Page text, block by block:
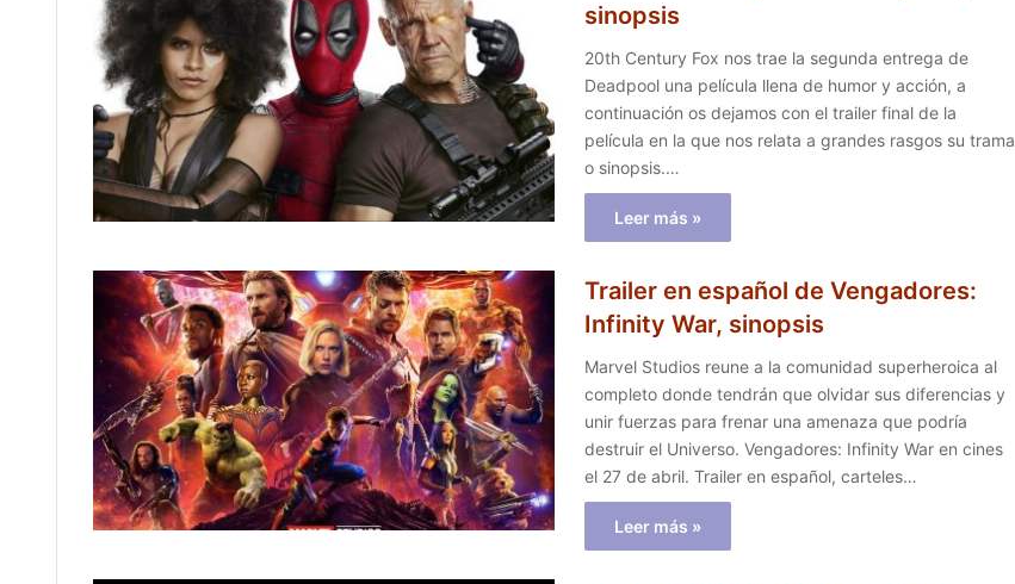
sinopsis
20th Century Fox nos trae la segunda entrega de
Deadpool una película llena de humor y acción, a
continuación os dejamos con el trailer final de la
película en la que nos relata a grandes rasgos su trama
o sinopsis.…
Leer más »
Trailer en español de Vengadores:
Infinity War, sinopsis
Marvel Studios reune a la comunidad superheroica al
completo donde tendrán que olvidar sus diferencias y
unir fuerzas para frenar una amenaza que podría
destruir el Universo. Vengadores: Infinity War en cines
el 27 de abril. Trailer en español, carteles…
Leer más »